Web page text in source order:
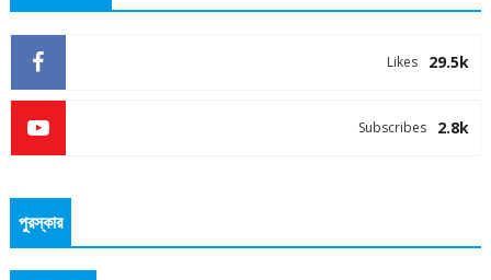
29.5k
Likes
2.8k
Subscribes
পুরস্কার